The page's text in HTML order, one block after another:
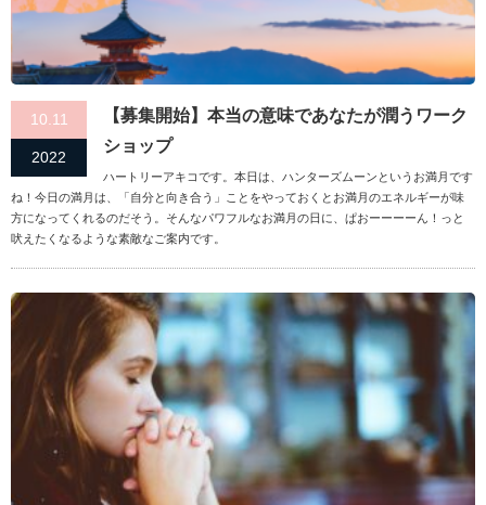
10.11
2022
【募集開始】本当の意味であなたが潤うワーク
ショップ
ハートリーアキコです。本日は、ハンターズムーンというお満月です
ね！今日の満月は、「自分と向き合う」ことをやっておくとお満月のエネルギーが味
方になってくれるのだそう。そんなパワフルなお満月の日に、ぱおーーーーん！っと
吠えたくなるような素敵なご案内です。